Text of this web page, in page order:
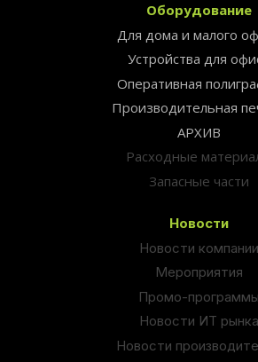
Оборудование
Для дома и малого
Устройства для
Оперативная
Производительная
АРХИВ
Расходные
Запасные части
Новости
Новости компании
Мероприятия
Промо-программы
Новости ИТ рынка
Новости